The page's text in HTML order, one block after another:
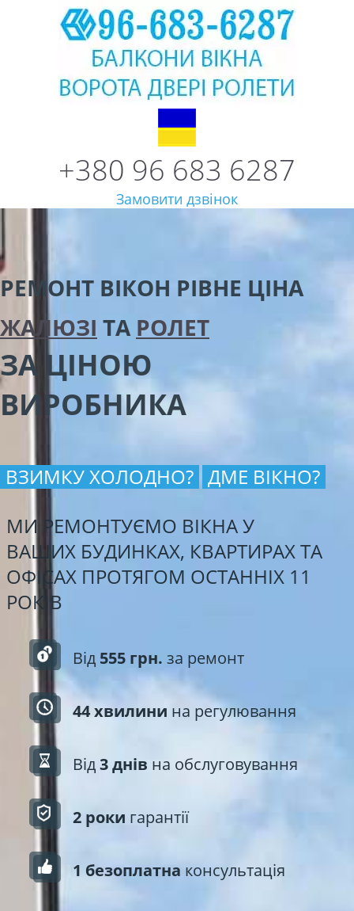
+380 96 683 6287
Замовити дзвінок
РЕМОНТ ВІКОН РІВНЕ ЦІНА
ЖАЛЮЗІ ТА РОЛЕТ
ЗА ЦІНОЮ
ВИРОБНИКА
ВЗИМКУ ХОЛОДНО? ДМЕ ВІКНО?
МИ РЕМОНТУЄМО ВІКНА У
ВАШИХ БУДИНКАХ, КВАРТИРАХ ТА
ОФІСАХ ПРОТЯГОМ ОСТАННІХ 11
РОКІВ
Від 555 грн. за ремонт
44 хвилини на регулювання
Від3 днів на обслуговування
2 роки гарантії
1 безоплатна консультація